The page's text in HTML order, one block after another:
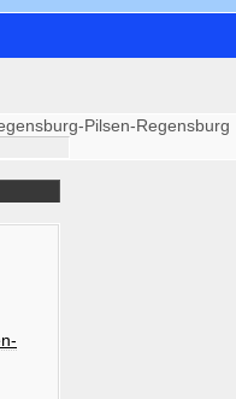
Pilsen-Regensburg